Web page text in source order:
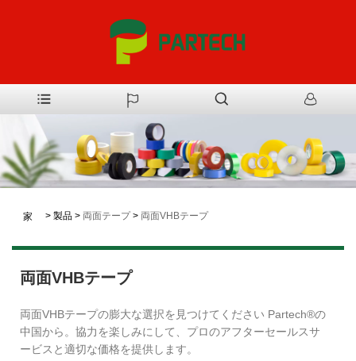
家 > 製品 > 両面テープ> 両面VHBテープ
両面VHBテープ
両面VHBテープの膨大な選択を見つけてください Partech®の
中国から。協力を楽しみにして、プロのアフターセールスサ
ービスと適切な価格を提供します。